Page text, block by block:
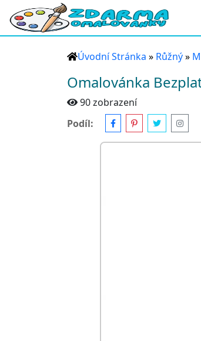
Úvodní Stránka » Růžný»
Omalovánka
90 zobrazení
Podíl: